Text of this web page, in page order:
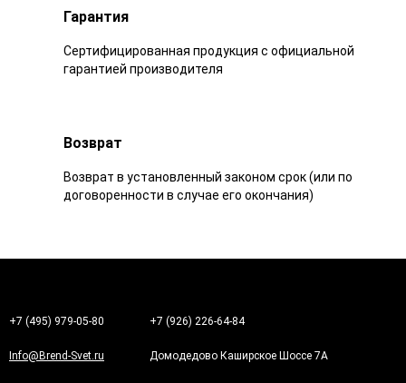
Гарантия
Сертифицированная продукция с официальной
гарантией производителя
Возврат
Возврат в установленный законом срок (или по
договоренности в случае его окончания)
+7 (495) 979-05-80 +7 (926) 226-64-84
Info@Brend-Svet.ru Домодедово Каширское Шоссе 7А